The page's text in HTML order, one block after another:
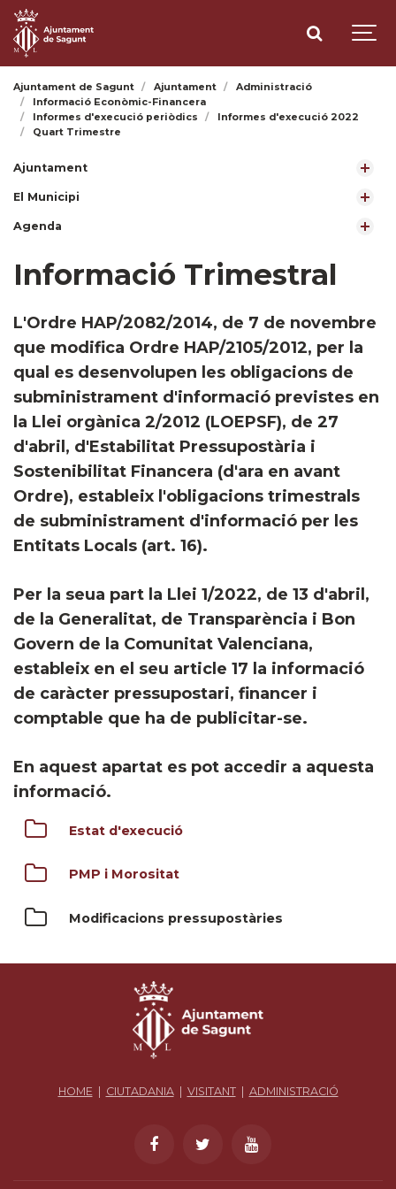
Ajuntament de Sagunt Ajuntament
Administració
Informació Econòmic-Financera
Informes d'execució periòdics
Informes d'execució 2022
Quart Trimestre
Ajuntament
El Municipi
Agenda
Informació Trimestral
L'Ordre HAP/2082/2014, de 7 de novembre
que modifica Ordre HAP/2105/2012, per la
qual es desenvolupen les obligacions de
subministrament d'informació previstes en
la Llei orgànica 2/2012 (LOEPSF), de 27
d'abril, d'Estabilitat Pressupostària i
Sostenibilitat Financera (d'ara en avant
Ordre), estableix l'obligacions trimestrals
de subministrament d'informació per les
Entitats Locals (art. 16).
Per la seua part la Llei 1/2022, de 13 d'abril,
de la Generalitat, de Transparència i Bon
Govern de la Comunitat Valenciana,
estableix en el seu article 17 la informació
de caràcter pressupostari, financer i
comptable que ha de publicitar-se.
En aquest apartat es pot accedir a aquesta
informació.
Estat d'execució
PMP i Morositat
Modificacions pressupostàries
HOME| CIUTADANIA| VISITANT| ADMINISTRACIÓ